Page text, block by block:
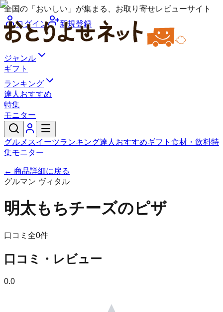
全国の「おいしい」が集まる、お取り寄せレビューサイト
ログイン
新規登録
ジャンル
ギフト
ランキング
達人おすすめ
特集
モニター
グルメ スイーツランキング達人おすすめギフト 食材・飲料特
集モニター
← 商品詳細に戻る
グルマン ヴィタル
明太もちチーズのピザ
口コミ全0件
口コミ・レビュー
0.0